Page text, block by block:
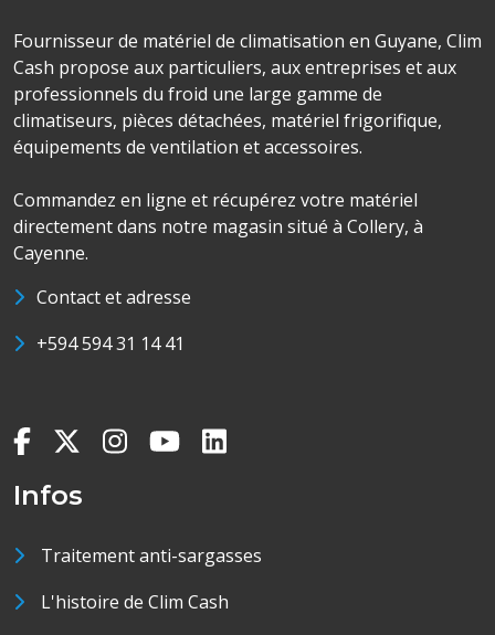
Fournisseur de matériel de climatisation en Guyane, Clim
Cash propose aux particuliers, aux entreprises et aux
professionnels du froid une large gamme de
climatiseurs, pièces détachées, matériel frigorifique,
équipements de ventilation et accessoires.
Commandez en ligne et récupérez votre matériel
directement dans notre magasin situé à Collery, à
Cayenne.
Contact et adresse
+594 594 31 14 41
Infos
Traitement anti-sargasses
L'histoire de Clim Cash